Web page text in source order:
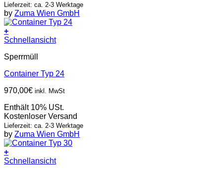
Lieferzeit: ca. 2-3 Werktage
by Zuma Wien GmbH
+
Schnellansicht
Sperrmüll
Container Typ 24
970,00€ inkl. MwSt
Enthält 10% USt.
Kostenloser Versand
Lieferzeit: ca. 2-3 Werktage
by Zuma Wien GmbH
+
Schnellansicht